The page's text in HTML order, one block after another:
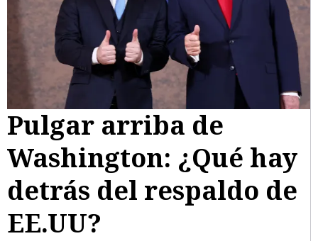
Pulgar arriba de
Washington: ¿Qué hay
detrás del respaldo de
EE.UU?